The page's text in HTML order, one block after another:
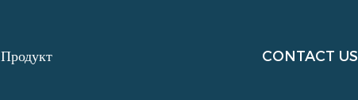
Продукт CONTACT US